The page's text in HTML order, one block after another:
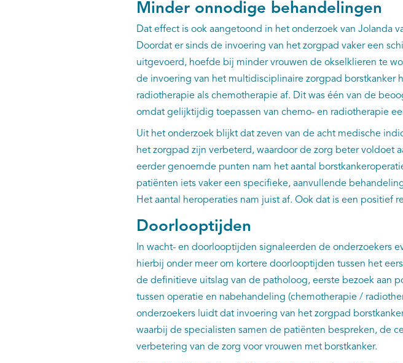
Minder onnodige behandelingen
Dat effect is ook aangetoond in het onderzoek van Jolanda
Doordat er sinds de invoering van het zorgpad vaker een
uitgevoerd, hoefde bij minder vrouwen de okselklieren te
de invoering van het multidisciplinaire zorgpad borstkanker
radiotherapie als chemotherapie af. Dit was één van de
omdat gelijktijdig toepassen van chemo- en radiotherapie
Uit het onderzoek blijkt dat zeven van de acht medische
het zorgpad zijn verbeterd, waardoor de zorg beter voldoet
eerder genoemde punten nam het aantal
patiënten iets vaker een specifieke, aanvullende
Het aantal heroperaties nam juist af. Ook dat is een positief
Doorlooptijden
In wacht- en doorlooptijden signaleerden de onderzoekers
hierbij onder meer om kortere doorlooptijden tussen het
de definitieve uitslag van de patholoog, eerste bezoek aan
tussen operatie en nabehandeling (chemotherapie /
onderzoekers luidt dat invoering van het zorgpad
waarbij de specialisten samen de patiënten bespreken, de
verbetering van de zorg voor vrouwen met borstkanker.